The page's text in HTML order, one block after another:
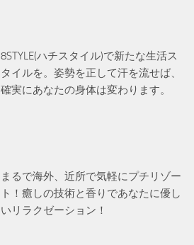
8STYLE(ハチスタイル)で新たな生活ス
タイルを。姿勢を正して汗を流せば、
確実にあなたの身体は変わります。
まるで海外、近所で気軽にプチリゾー
ト！癒しの技術と香りであなたに優し
いリラクゼーション！